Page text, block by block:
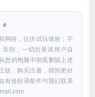
网络，仅供试玩体验；不
则，一切后果请用户自
您的电脑中彻底删除上述
版，购买注册，得到更好
有侵权请邮件与我们联系